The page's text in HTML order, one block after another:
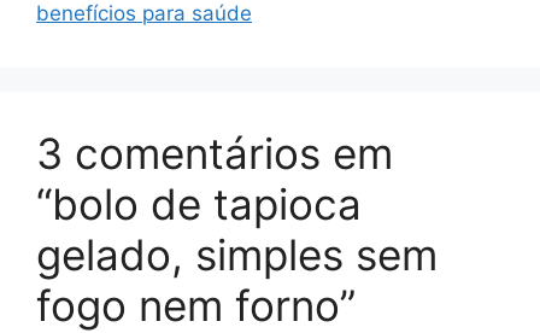
benefícios para saúde
3 comentários em
“bolo de tapioca
gelado, simples sem
fogo nem forno”